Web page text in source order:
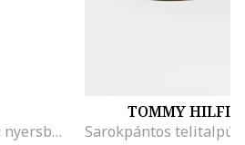
Sarokpántos telitalpú nyersbőr szandál, Sötétkék
TOMMY